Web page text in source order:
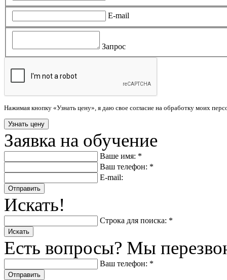
E-mail
Запрос
Нажимая кнопку «Узнать цену», я даю свое согласие на обработку моих
Заявка на обучение
Ваше имя: *
Ваш телефон: *
E-mail:
Отправить
Искать!
Строка для поиска: *
Искать
Есть вопросы? Мы
Ваш телефон: *
Отправить